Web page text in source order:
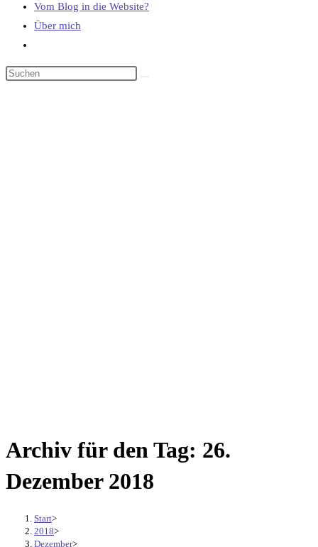
Vom Blog in die Website?
Über mich
umschalten
Archiv für den Tag: 26.
Dezember 2018
Start>
2018>
Dezember>